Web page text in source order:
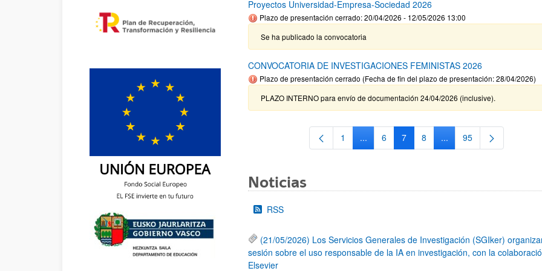
Proyectos Universidad-Empresa-Sociedad 2026
Plazo de presentación cerrado: 20/04/2026 - 12/05/2026 13:00
Se ha publicado la convocatoria
CONVOCATORIA DE INVESTIGACIONES FEMINISTAS 2026
Plazo de presentación cerrado (Fecha de fin del plazo de presentación: 28/04/2026)
PLAZO INTERNO para envío de documentación 24/04/2026 (inclusive).
Página
1 ...Páginas intermedias Use TAB para desplazarse.
Página
6 Página
7 Página
8 ...Páginas intermedias
Página
95
Noticias
RSS
(21/05/2026) Los Servicios Generales de Investigación (SGIker)
sesión sobre el uso responsable de la IA en investigación, con la
Elsevier